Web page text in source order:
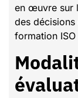
en œuvre sur
des
formation